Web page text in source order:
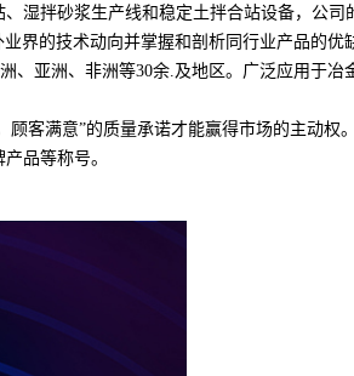
湿拌砂浆生产线和稳定土拌合站设备，公司
界的技术动向并掌握和剖析同行业产品的
亚洲、非洲等30余.及地区。广泛应用于冶
客满意”的质量承诺才能赢得市场的主动权
品等称号。